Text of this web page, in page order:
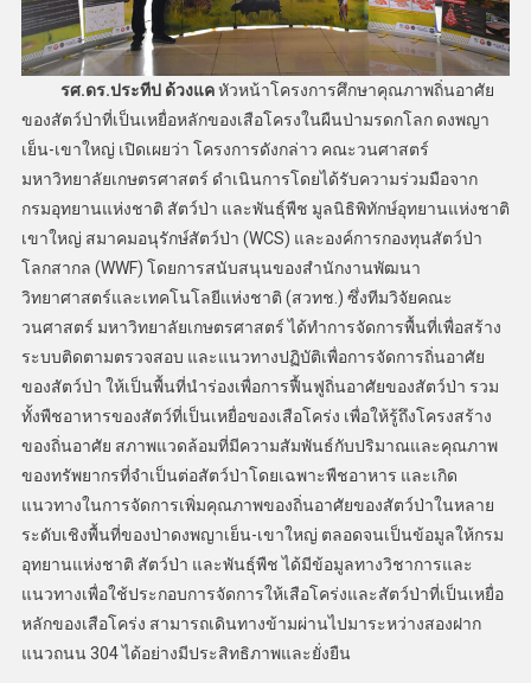
รศ.ดร.ประทีป ด้วงแคหัวหน้าโครงการศึกษาคุณภาพถิ่นอาศัย
ของสัตว์ป่าที่เป็นเหยื่อหลักของเสือโครงในผืนป่ามรดกโลก ดงพญา
เย็น-เขาใหญ่ เปิดเผยว่า โครงการดังกล่าว คณะวนศาสตร์
มหาวิทยาลัยเกษตรศาสตร์ ดำเนินการโดยได้รับความร่วมมือจาก
กรมอุทยานแห่งชาติ สัตว์ป่า และพันธุ์พืช มูลนิธิพิทักษ์อุทยานแห่งชาติ
เขาใหญ่ สมาคมอนุรักษ์สัตว์ป่า (WCS) และองค์การกองทุนสัตว์ป่า
โลกสากล (WWF) โดยการสนับสนุนของสำนักงานพัฒนา
วิทยาศาสตร์และเทคโนโลยีแห่งชาติ (สวทช.) ซึ่งทีมวิจัยคณะ
วนศาสตร์ มหาวิทยาลัยเกษตรศาสตร์ ได้ทำการจัดการพื้นที่เพื่อสร้าง
ระบบติดตามตรวจสอบ และแนวทางปฏิบัติเพื่อการจัดการถิ่นอาศัย
ของสัตว์ป่า ให้เป็นพื้นที่นำร่องเพื่อการฟื้นฟูถิ่นอาศัยของสัตว์ป่า รวม
ทั้งพืชอาหารของสัตว์ที่เป็นเหยื่อของเสือโคร่ง เพื่อให้รู้ถึงโครงสร้าง
ของถิ่นอาศัย สภาพแวดล้อมที่มีความสัมพันธ์กับปริมาณและคุณภาพ
ของทรัพยากรที่จำเป็นต่อสัตว์ป่าโดยเฉพาะพืชอาหาร และเกิด
แนวทางในการจัดการเพิ่มคุณภาพของถิ่นอาศัยของสัตว์ป่าในหลาย
ระดับเชิงพื้นที่ของป่าดงพญาเย็น-เขาใหญ่ ตลอดจนเป็นข้อมูลให้กรม
อุทยานแห่งชาติ สัตว์ป่า และพันธุ์พืช ได้มีข้อมูลทางวิชาการและ
แนวทางเพื่อใช้ประกอบการจัดการให้เสือโคร่งและสัตว์ป่าที่เป็นเหยื่อ
หลักของเสือโคร่ง สามารถเดินทางข้ามผ่านไปมาระหว่างสองฝาก
แนวถนน 304 ได้อย่างมีประสิทธิภาพและยั่งยืน